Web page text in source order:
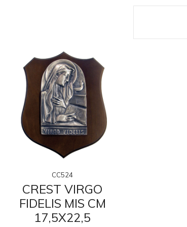
CC524
CREST VIRGO
FIDELIS MIS CM
17,5X22,5